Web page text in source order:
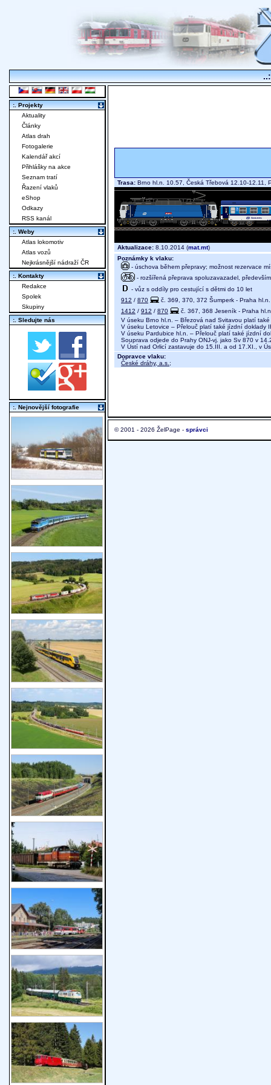
Trasa: Brno hl.n. 10.57, Česká Třebová 12.10-
Aktualizace: 8.10.2014 (mat.mt)
Poznámky k vlaku:
- úschova během přepravy; možnost rezervace
- rozšířená přeprava spoluzavazadel,
- vůz s oddíly pro cestující s dětmi do 10 let
912 / 870
č. 369, 370, 372 Šumperk - Praha hl.n.
1412 / 912 / 870
č. 367, 368 Jeseník - Praha
V úseku Brno hl.n. – Březová nad Svitavou platí
V úseku Letovice – Přelouč platí také jízdní doklady
V úseku Pardubice hl.n. – Přelouč platí také jízdní
Souprava odjede do Prahy ONJ-vj. jako Sv 870 v
V Ústí nad Orlicí zastavuje do 15.III. a od 17.XI., v
Dopravce vlaku:
České dráhy, a.s. ;
© 2001 - 2026 ŽelPage - správci
:. Projekty
Aktuality
Články
Atlas drah
Fotogalerie
Kalendář akcí
Přihlášky na akce
Seznam tratí
Řazení vlaků
eShop
Odkazy
RSS kanál
:. Weby
Atlas lokomotiv
Atlas vozů
Nejkrásnější nádraží ČR
:. Kontakty
Redakce
Spolek
Skupiny
:. Sledujte nás
:. Nejnovější fotografie